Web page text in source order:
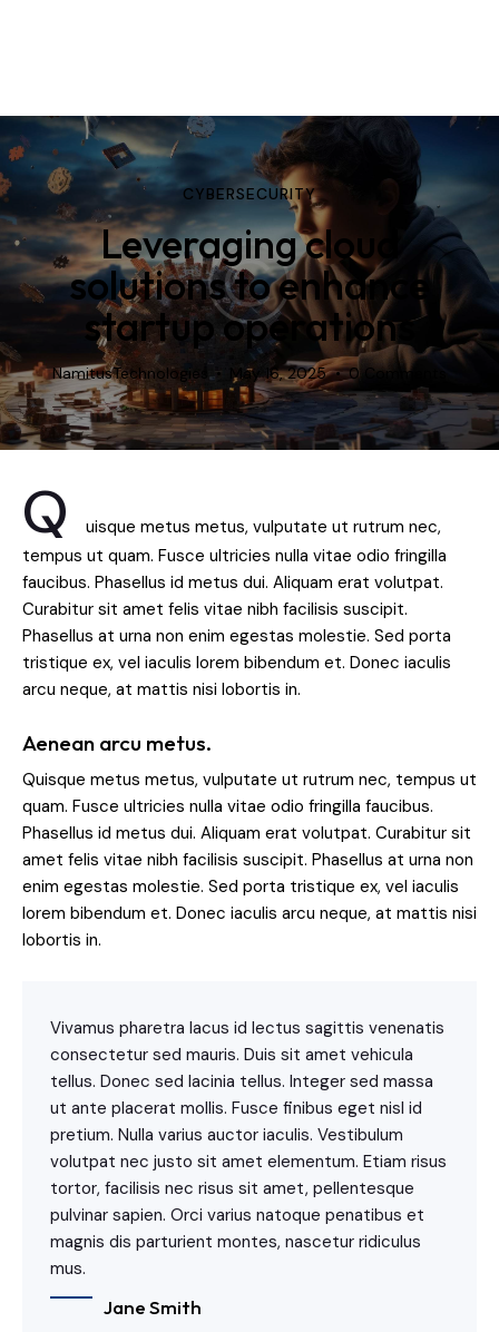
CYBERSECURITY
Leveraging cloud
solutions to enhance
startup operations
NamitusTechnologies May 16, 2025 0 Comments
Q
uisque metus metus, vulputate ut rutrum nec,
tempus ut quam. Fusce ultricies nulla vitae odio fringilla
faucibus. Phasellus id metus dui. Aliquam erat volutpat.
Curabitur sit amet felis vitae nibh facilisis suscipit.
Phasellus at urna non enim egestas molestie. Sed porta
tristique ex, vel iaculis lorem bibendum et. Donec iaculis
arcu neque, at mattis nisi lobortis in.
Aenean arcu metus.
Quisque metus metus, vulputate ut rutrum nec, tempus ut
quam. Fusce ultricies nulla vitae odio fringilla faucibus.
Phasellus id metus dui. Aliquam erat volutpat. Curabitur sit
amet felis vitae nibh facilisis suscipit. Phasellus at urna non
enim egestas molestie. Sed porta tristique ex, vel iaculis
lorem bibendum et. Donec iaculis arcu neque, at mattis nisi
lobortis in.
Vivamus pharetra lacus id lectus sagittis venenatis
consectetur sed mauris. Duis sit amet vehicula
tellus. Donec sed lacinia tellus. Integer sed massa
ut ante placerat mollis. Fusce finibus eget nisl id
pretium. Nulla varius auctor iaculis. Vestibulum
volutpat nec justo sit amet elementum. Etiam risus
tortor, facilisis nec risus sit amet, pellentesque
pulvinar sapien. Orci varius natoque penatibus et
magnis dis parturient montes, nascetur ridiculus
mus.
Jane Smith